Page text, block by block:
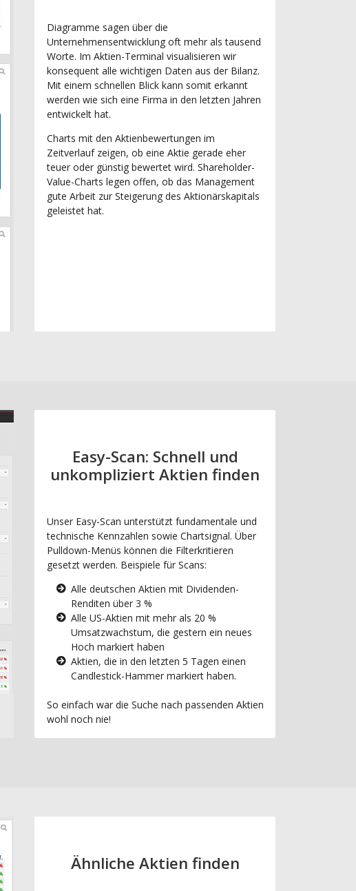
Diagramme sagen über die
Unternehmensentwicklung oft mehr als tausend
Worte. Im Aktien-Terminal visualisieren wir
konsequent alle wichtigen Daten aus der Bilanz.
Mit einem schnellen Blick kann somit erkannt
werden wie sich eine Firma in den letzten Jahren
entwickelt hat.
Charts mit den Aktienbewertungen im
Zeitverlauf zeigen, ob eine Aktie gerade eher
teuer oder günstig bewertet wird. Shareholder-
Value-Charts legen offen, ob das Management
gute Arbeit zur Steigerung des Aktionärskapitals
geleistet hat.
Easy-Scan: Schnell und
unkompliziert Aktien finden
Unser Easy-Scan unterstützt fundamentale und
technische Kennzahlen sowie Chartsignal. Über
Pulldown-Menüs können die Filterkritieren
gesetzt werden. Beispiele für Scans:
Alle deutschen Aktien mit Dividenden-
Renditen über 3 %
Alle US-Aktien mit mehr als 20 %
Umsatzwachstum, die gestern ein neues
Hoch markiert haben
Aktien, die in den letzten 5 Tagen einen
Candlestick-Hammer markiert haben.
So einfach war die Suche nach passenden Aktien
wohl noch nie!
Ähnliche Aktien finden